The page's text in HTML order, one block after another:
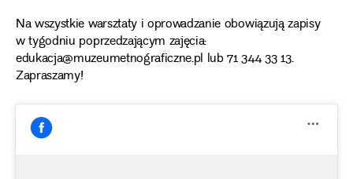
Na wszystkie warsztaty i oprowadzanie obowiązują zapisy
w tygodniu poprzedzającym zajęcia:
edukacja@muzeumetnograficzne.pl lub 71 344 33 13.
Zapraszamy!